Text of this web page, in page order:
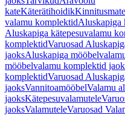
kateKäterätihoidik
valamu komplektidAluskapiga
Aluskapiga kätepesuvalamu
komplektidVaruosad
jaoksAluskapiga
mööbelvalamu komplektid
komplektidVaruosad
jaoksVannitoamööbelValamu
jaoksKätepesuvalamutele
jaoksValamuteleVaruosad